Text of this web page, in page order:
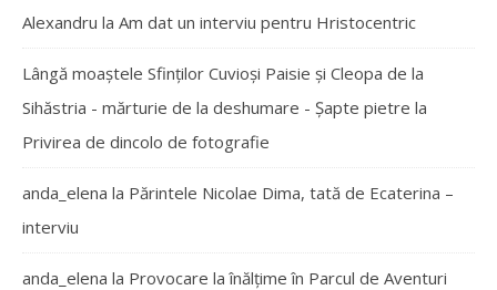
Alexandru la Am dat un interviu pentru Hristocentric
Lângă moaștele Sfinților Cuvioși Paisie și Cleopa de la
Sihăstria - mărturie de la deshumare - Şapte pietre la
Privirea de dincolo de fotografie
anda_elena la Părintele Nicolae Dima, tată de Ecaterina –
interviu
anda_elena la Provocare la înălțime în Parcul de Aventuri